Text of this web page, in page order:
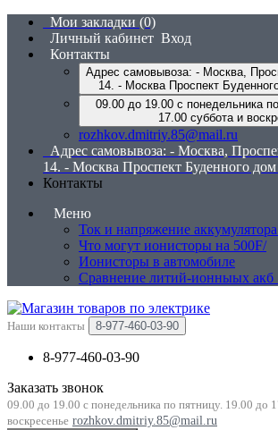
Мои закладки (0)
Личный кабинет Вход
Контакты
Адрес самовывоза: - Москва, Проспект Буденного дом
14. - Москва Проспект
09.00 до 19.00 с понедельника
17.00 суббота и
rozhkov.dmitriy.85@mail.ru
Адрес самовывоза: - Москва,
14. - Москва Проспект Буденного дом
Контакты
Меню
Ток и напряжение
Что могут ионисторы на 500F/
Ионисторы в автомобиле
Сравнение литий-ионныых акб
Наши контакты 8-977-460-03-90
8-977-460-03-90
Заказать звонок
09.00 до 19.00 с понедельника по пятницу. 19.00 до
воскресенье rozhkov.dmitriy.85@mail.ru